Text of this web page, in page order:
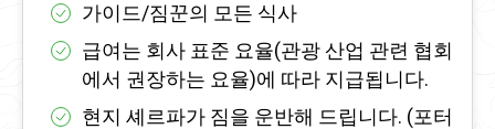
가이드/짐꾼의 모든 식사
급여는 회사 표준 요율(관광 산업 관련 협회
에서 권장하는 요율)에 따라 지급됩니다.
현지 셰르파가 짐을 운반해 드립니다. (포터